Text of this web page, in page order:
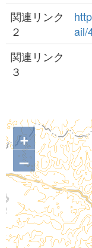
関連リンク
２
ail/
関連リンク
３
+
–